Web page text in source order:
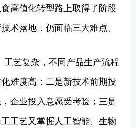
高值化转型路上取得了阶段
术落地，仍面临三大难点。
工艺复杂，不同产品生产流程
难度高；二是新技术前期投
企业投入意愿受考验；三是
工艺又掌握人工智能、生物